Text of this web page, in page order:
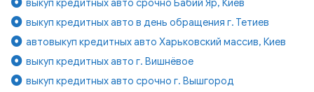
выкуп кредитных авто в день обращения г. Тетиев
автовыкуп кредитных авто Харьковский массив, Киев
выкуп кредитных авто г. Вишнёвое
выкуп кредитных авто срочно г. Вышгород